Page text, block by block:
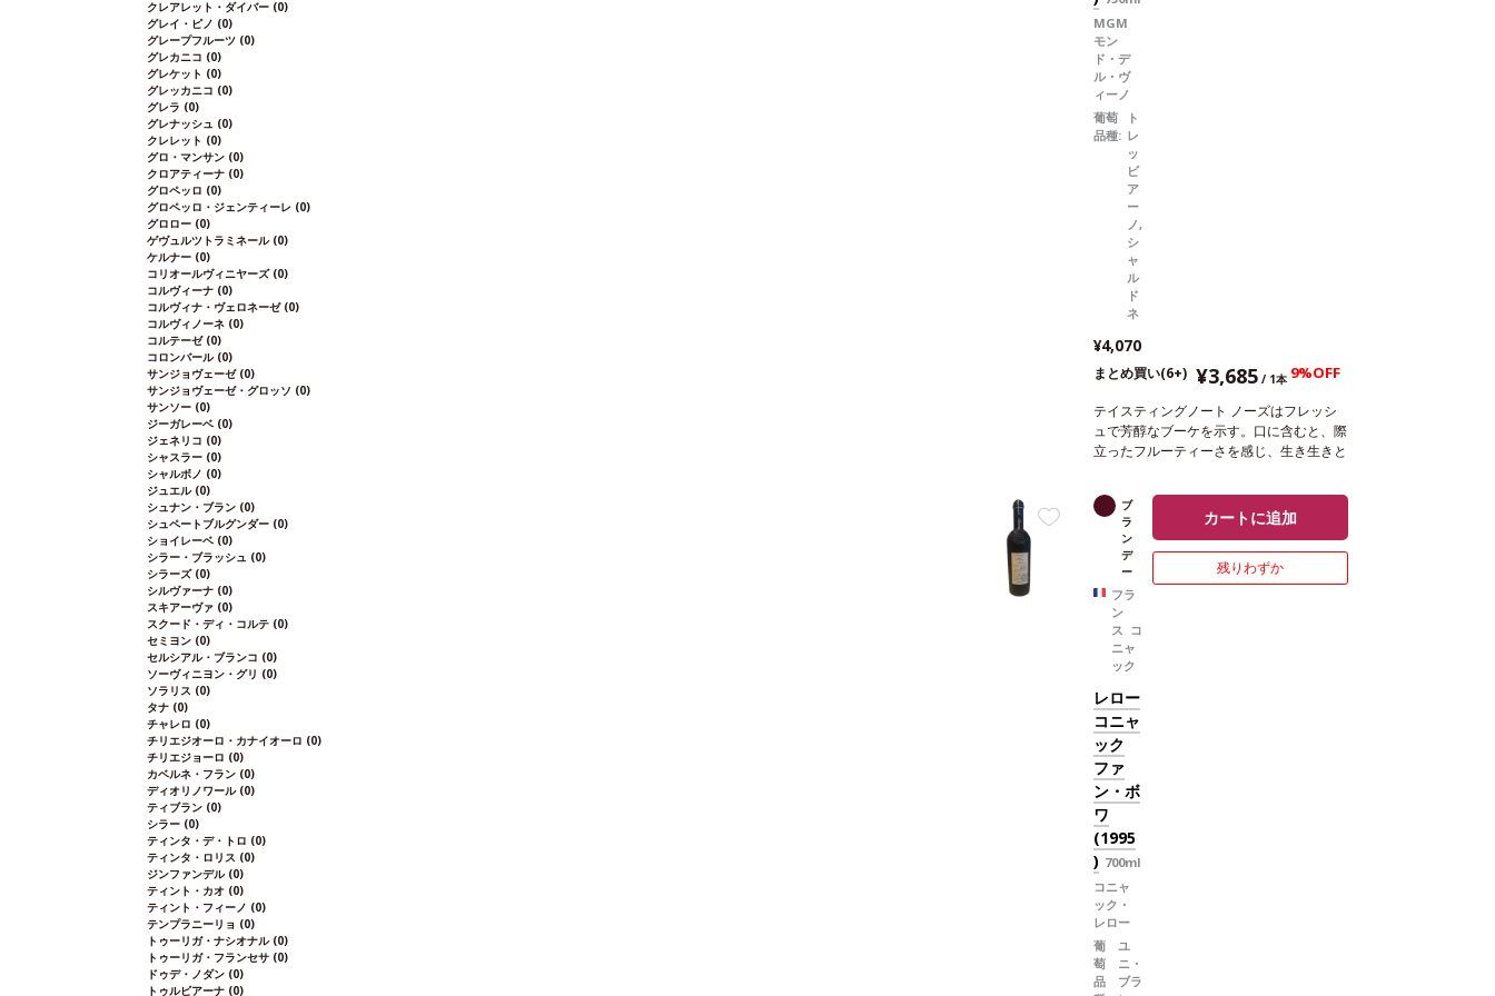
クレアレット・ダイバー (0)
グレイ・ピノ (0)
グレープフルーツ (0)
グレカニコ (0)
グレケット (0)
グレッカニコ (0)
グレラ (0)
グレナッシュ (0)
クレレット (0)
グロ・マンサン (0)
クロアティーナ (0)
グロペッロ (0)
グロペッロ・ジェンティーレ (0)
グロロー (0)
ゲヴュルツトラミネール (0)
ケルナー (0)
コリオールヴィニヤーズ (0)
コルヴィーナ (0)
コルヴィナ・ヴェロネーゼ (0)
コルヴィノーネ (0)
コルテーゼ (0)
コロンバール (0)
サンジョヴェーゼ (0)
サンジョヴェーゼ・グロッソ (0)
サンソー (0)
ジーガレーベ (0)
ジェネリコ (0)
シャスラー (0)
シャルボノ (0)
ジュエル (0)
シュナン・ブラン (0)
シュペートブルグンダー (0)
ショイレーベ (0)
シラー・ブラッシュ (0)
シラーズ (0)
シルヴァーナ (0)
スキアーヴァ (0)
スクード・ディ・コルテ (0)
セミヨン (0)
セルシアル・ブランコ (0)
ソーヴィニヨン・グリ (0)
ソラリス (0)
タナ (0)
チャレロ (0)
チリエジオーロ・カナイオーロ (0)
チリエジョーロ (0)
カベルネ・フラン (0)
ディオリノワール (0)
ティブラン (0)
シラー (0)
ティンタ・デ・トロ (0)
ティンタ・ロリス (0)
ジンファンデル (0)
ティント・カオ (0)
ティント・フィーノ (0)
テンプラニーリョ (0)
トゥーリガ・ナシオナル (0)
トゥーリガ・フランセサ (0)
ドゥデ・ノダン (0)
トゥルビアーナ (0)
MGM
モン
ド・デ
ル・ヴ
ィーノ
葡萄
品種:
ト
レ
ッ
ビ
ア
ー
ノ,
シ
ャ
ル
ド
ネ
¥4,070
まとめ買い(6+) ¥3,685 / 1本 9%OFF
テイスティングノート ノーズはフレッシ
ュで芳醇なブーケを示す。口に含むと、際
立ったフルーティーさを感じ、生き生きと
ィニッシュが続く。合う料理青魚、トマ
トとバジルのブルスケッタ、シーフードパ
スタ、シーザーサラダなどと好相性
品種トレッビアーノ 80%、シャルドネ 2
*本ヴィンテージが在庫切れの場合、
在庫があり価格が同様の場合は自動的に次
のヴィンテージに変更されます、ご了承く
ださい。
ブ
ラ
ン
デ
ー
フラ
ン
ス コ
ニャ
ック
レロー
コニャ
ック
ファ
ン・ボ
ワ
(1995
) 700ml
コニャ
ック・
レロー
葡
萄
品
ユ
ニ・
ブラ
カートに追加
残りわずか